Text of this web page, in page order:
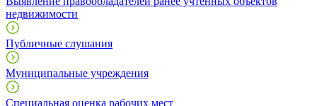
недвижимости
Публичные слушания
Муниципальные учреждения
Специальная оценка рабочих мест